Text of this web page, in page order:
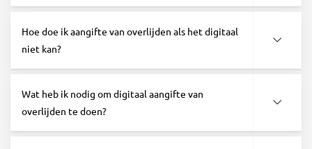
Hoe doe ik aangifte van overlijden als het digitaal
niet kan?
Wat heb ik nodig om digitaal aangifte van
overlijden te doen?